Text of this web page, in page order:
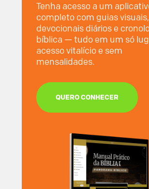
Tenha acesso a um
completo com guias visuais,
devocionais diários e
bíblica — tudo em um só
acesso vitalício e sem
mensalidades.
QUERO CONHECER